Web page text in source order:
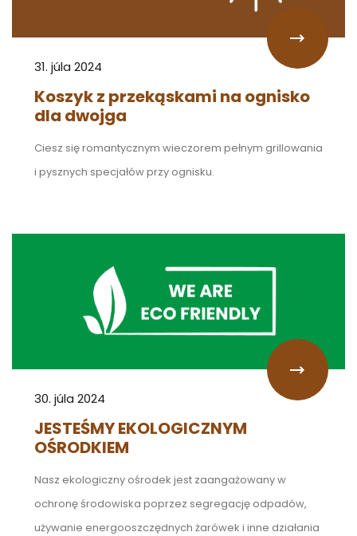
31. júla 2024
Koszyk z przekąskami na ognisko
dla dwojga
Ciesz się romantycznym wieczorem pełnym grillowania
i pysznych specjałów przy ognisku.
30. júla 2024
JESTEŚMY EKOLOGICZNYM
OŚRODKIEM
Nasz ekologiczny ośrodek jest zaangażowany w
ochronę środowiska poprzez segregację odpadów,
używanie energooszczędnych żarówek i inne działania